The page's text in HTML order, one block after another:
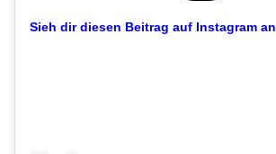
Sieh dir diesen Beitrag auf Instagram an